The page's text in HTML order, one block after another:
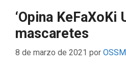
‘Opina KeFaXoKi
mascaretes
8 de marzo de 2021 por